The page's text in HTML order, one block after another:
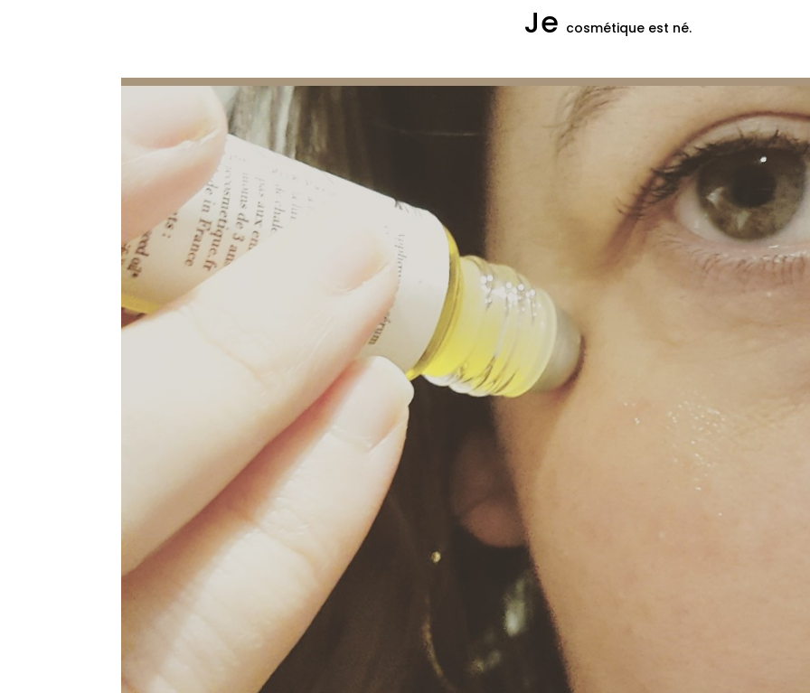
Je cosmétique est né.